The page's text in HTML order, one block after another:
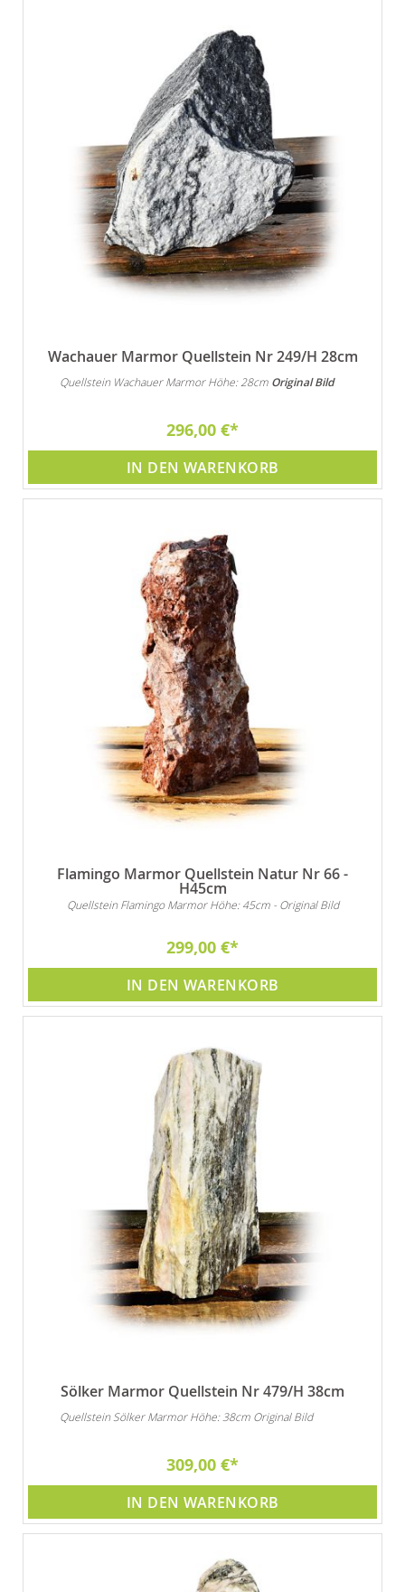
Wachauer Marmor Quellstein Nr 249/H 28cm
Quellstein Wachauer Marmor Höhe: 28cm Original Bild
296,00 €
IN DEN WARENKORB
Flamingo Marmor Quellstein Natur Nr 66 -
H45cm
Quellstein Flamingo Marmor Höhe: 45cm - Original Bild
299,00 €
IN DEN WARENKORB
Sölker Marmor Quellstein Nr 479/H 38cm
Quellstein Sölker Marmor Höhe: 38cm Original Bild
309,00 €
IN DEN WARENKORB